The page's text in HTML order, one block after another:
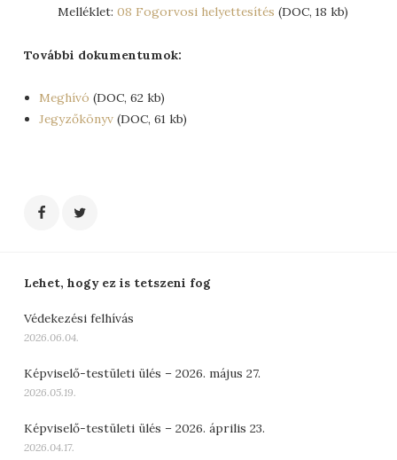
Melléklet:08 Fogorvosi helyettesítés (DOC, 18 kb)
További dokumentumok:
Meghívó (DOC, 62 kb)
Jegyzőkönyv (DOC, 61 kb)
Lehet, hogy ez is tetszeni fog
Védekezési felhívás
2026.06.04.
Képviselő-testületi ülés – 2026. május 27.
2026.05.19.
Képviselő-testületi ülés – 2026. április 23.
2026.04.17.